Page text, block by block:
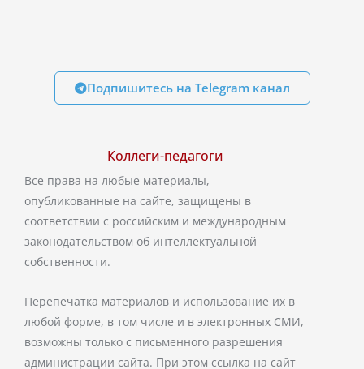
Подпишитесь на Telegram канал
Коллеги-педагоги
Все права на любые материалы,
опубликованные на сайте, защищены в
соответствии с российским и международным
законодательством об интеллектуальной
собственности.
Перепечатка материалов и использование их в
любой форме, в том числе и в электронных СМИ,
возможны только с письменного разрешения
администрации сайта. При этом ссылка на сайт